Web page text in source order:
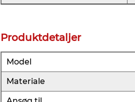
Produktdetaljer
Model
Materiale